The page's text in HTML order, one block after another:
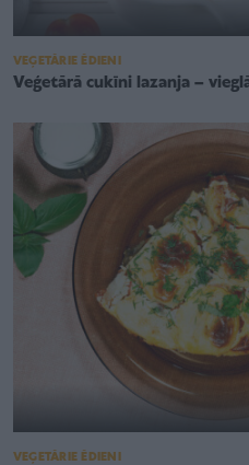
VEĢETĀRIE ĒDIENI
Veģetārā cukīni lazanja –
VEĢETĀRIE ĒDIENI